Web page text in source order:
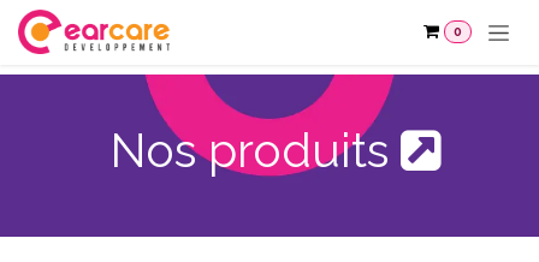
Se rendre au contenu
0
Nos produits